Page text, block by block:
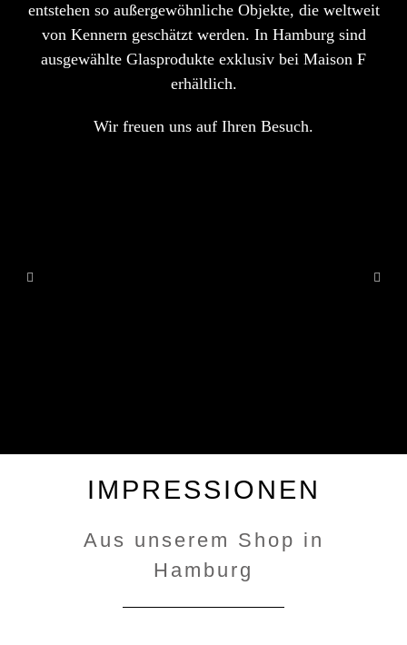
entstehen so außergewöhnliche Objekte, die weltweit
von Kennern geschätzt werden. In Hamburg sind
ausgewählte Glasprodukte exklusiv bei Maison F
erhältlich.
Wir freuen uns auf Ihren Besuch.